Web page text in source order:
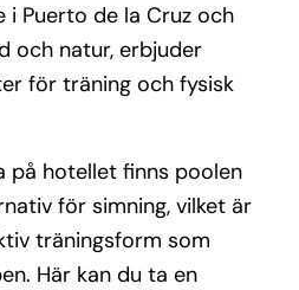
i Puerto de la Cruz och
och natur, erbjuder
för träning och fysisk
på hotellet finns poolen
för simning, vilket är
träningsform som
Här kan du ta en